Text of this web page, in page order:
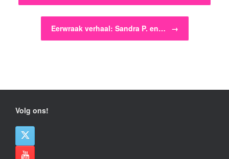
Eerwraak verhaal: Sandra P. en… →
Volg ons!